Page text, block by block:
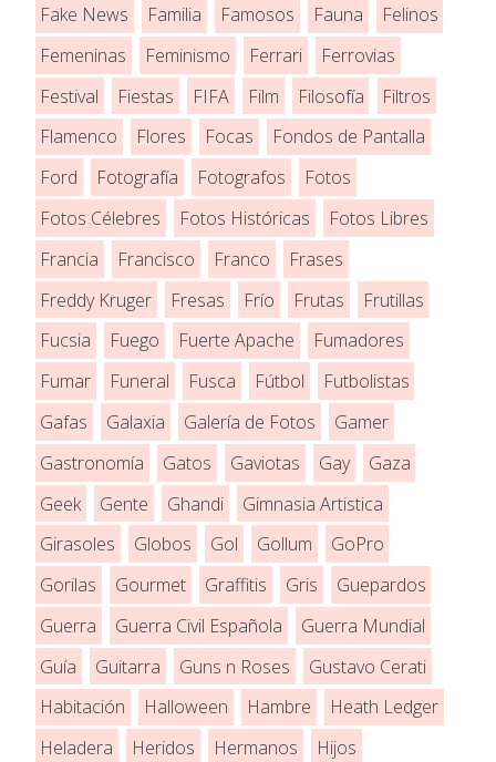
Fake News Familia Famosos Fauna
Felinos
Femeninas
Feminismo Ferrari
Ferrovias
Festival
Fiestas FIFA Film Filosofía
Filtros
Flamenco
Flores Focas
Fondos de Pantalla
Ford
Fotografía Fotografos
Fotos
Fotos Célebres
Fotos Históricas
Fotos Libres
Francia
Francisco Franco
Frases
Freddy Kruger
Fresas Frío Frutas
Frutillas
Fucsia
Fuego Fuerte Apache
Fumadores
Fumar
Funeral Fusca Fútbol
Futbolistas
Gafas
Galaxia Galería de Fotos
Gamer
Gastronomía
Gatos Gaviotas Gay
Gaza
Geek
Gente Ghandi
Gimnasia Artistica
Girasoles
Globos Gol Gollum
GoPro
Gorilas
Gourmet Graffitis Gris
Guepardos
Guerra
Guerra Civil Española
Guerra Mundial
Guía
Guitarra Guns n Roses
Gustavo Cerati
Habitación
Halloween Hambre
Heath Ledger
Heladera
Heridos Hermanos
Hijos